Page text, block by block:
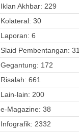
Iklan Akhbar: 229
Kolateral: 30
Laporan: 6
Slaid Pembentangan: 31
Gegantung: 172
Risalah: 661
Lain-lain: 200
e-Magazine: 38
Infografik: 2332